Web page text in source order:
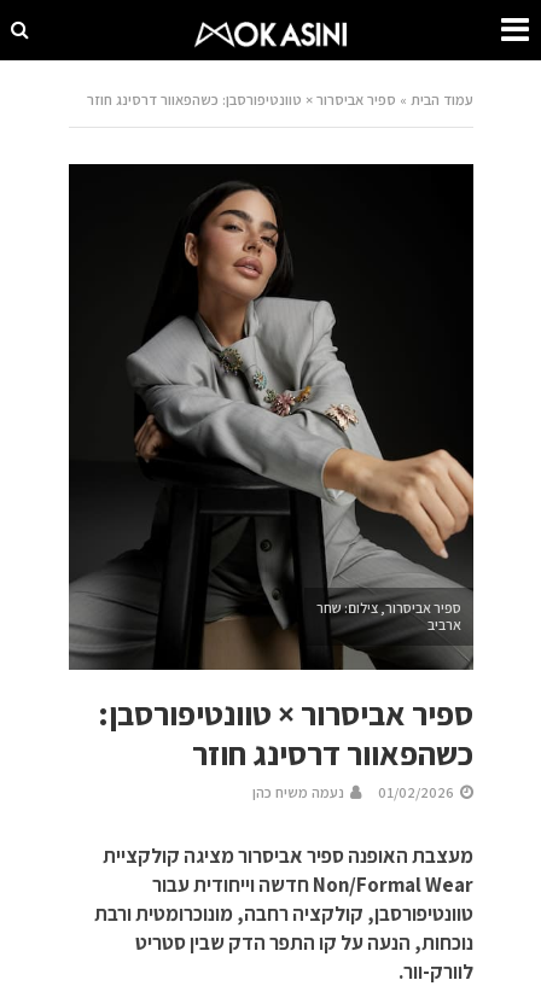
עמוד הבית » ספיר אביסרור × טוונטיפורסבן: כשהפאוור דרסינג חוזר
ספיר אביסרור, צילום: שחר
ארביב
ספיר אביסרור × טוונטיפורסבן:
כשהפאוור דרסינג חוזר
01/02/2026 נעמה משיח כהן
מעצבת האופנה ספיר אביסרור מציגה קולקציית
Non/Formal Wear חדשה וייחודית עבור
טוונטיפורסבן, קולקציה רחבה, מונוכרומטית ורבת
נוכחות, הנעה על קו התפר הדק שבין סטריט
לוורק-וור.